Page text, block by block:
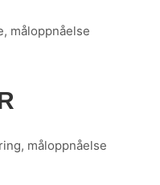
måloppnåelse
måloppnåelse